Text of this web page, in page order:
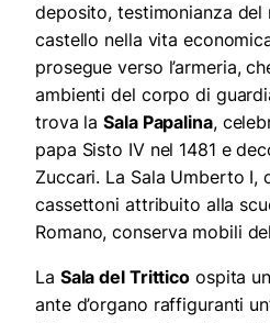
deposito, testimonianza del
castello nella vita
prosegue verso l’armeria,
ambienti del corpo di
trova laSala Papalina,
papa Sisto IV nel 1481 e
Zuccari. La Sala Umberto I,
cassettoni attribuito alla
Romano, conserva mobili
La Sala del Trittico ospita
ante d’organo raffiguranti